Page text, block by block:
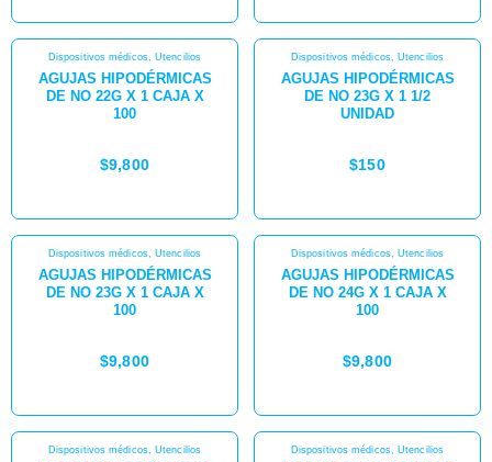
Dispositivos médicos,Utencilios
AGUJAS HIPODÉRMICAS
DE NO 22G X 1 CAJA X
100
$9,800
Dispositivos médicos,Utencilios
AGUJAS HIPODÉRMICAS
DE NO 23G X 1 1/2
UNIDAD
$150
Dispositivos médicos,Utencilios
AGUJAS HIPODÉRMICAS
DE NO 23G X 1 CAJA X
100
$9,800
Dispositivos médicos,Utencilios
AGUJAS HIPODÉRMICAS
DE NO 24G X 1 CAJA X
100
$9,800
Dispositivos médicos,Utencilios Dispositivos médicos,Utencilios